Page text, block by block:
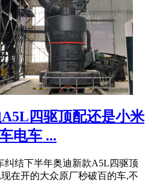
四驱顶配还是小米
电车 ...
纠结下半年奥迪新款A5L四驱顶
在开的大众原厂秒破百的车,不